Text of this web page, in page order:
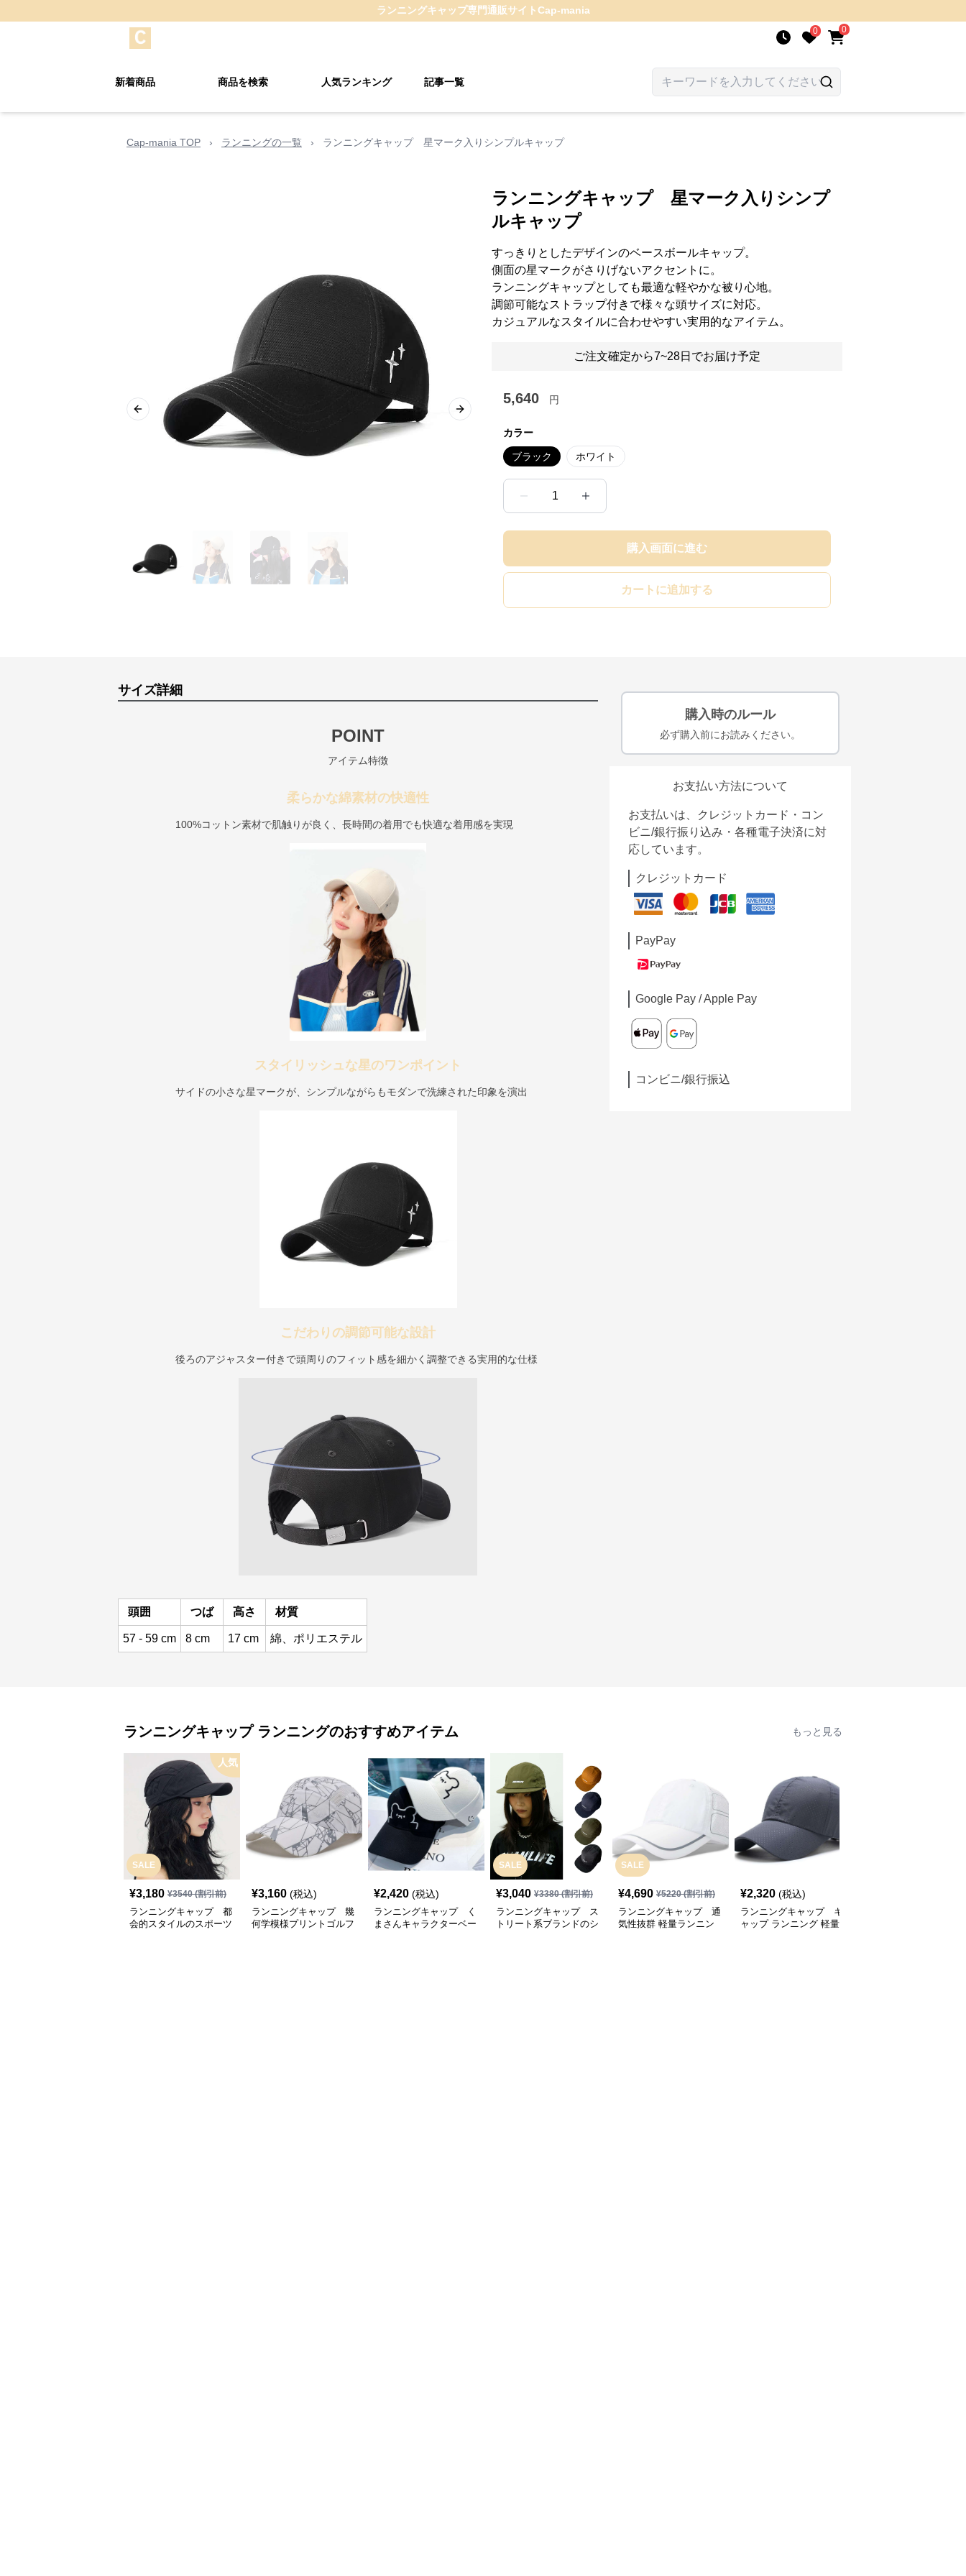
ランニングキャップ専門通販サイトCap-mania
0 0
新着商品 商品を検索 人気ランキング 記事一覧
Cap-mania TOP › ランニングの一覧 › ランニングキャップ 星マーク入りシンプルキャップ
Previous slide Next slide
ランニングキャップ 星マーク入りシンプ
ルキャップ
すっきりとしたデザインのベースボールキャップ。
側面の星マークがさりげないアクセントに。
ランニングキャップとしても最適な軽やかな被り心地。
調節可能なストラップ付きで様々な頭サイズに対応。
カジュアルなスタイルに合わせやすい実用的なアイテム。
ご注文確定から7~28日でお届け予定
5,640 円
カラー
ブラック ホワイト
1
購入画面に進む
カートに追加する
サイズ詳細
POINT
アイテム特徴
柔らかな綿素材の快適性
100%コットン素材で肌触りが良く、長時間の着用でも快適な着用感を実現
スタイリッシュな星のワンポイント
サイドの小さな星マークが、シンプルながらもモダンで洗練された印象を演出
こだわりの調節可能な設計
後ろのアジャスター付きで頭周りのフィット感を細かく調整できる実用的な仕様
頭囲 つば 高さ 材質
57 - 59 cm 8 cm 17 cm 綿、ポリエステル
購入時のルール
必ず購入前にお読みください。
お支払い方法について
お支払いは、クレジットカード・コン
ビニ/銀行振り込み・各種電子決済に対
応しています。
クレジットカード
PayPay
Google Pay / Apple Pay
コンビニ/銀行振込
ランニングキャップ ランニングのおすすめアイテム もっと見る
SALE
人気
¥3,180 ¥3540(割引前)
ランニングキャップ 都
会的スタイルのスポーツ
¥3,160 (税込)
ランニングキャップ 幾
何学模様プリントゴルフ
¥2,420 (税込)
ランニングキャップ く
まさんキャラクターベー
SALE
¥3,040 ¥3380(割引前)
ランニングキャップ ス
トリート系ブランドのシ
SALE
¥4,690 ¥5220(割引前)
ランニングキャップ 通
気性抜群 軽量ランニン
¥2,320 (税込)
ランニングキャップ キ
ャップ ランニング 軽量